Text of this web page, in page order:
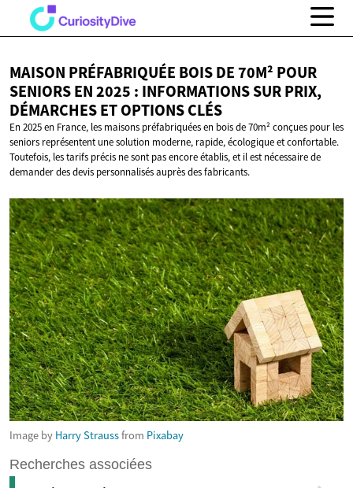
MAISON PRÉFABRIQUÉE BOIS DE 70M² POUR
SENIORS EN 2025 : INFORMATIONS SUR PRIX,
DÉMARCHES ETOPTIONS CLÉS
En 2025 en France, les maisons préfabriquées en bois de 70m² conçues pour les
seniors représentent une solution moderne, rapide, écologique et confortable.
Toutefois, les tarifs précis ne sont pas encore établis, et il est nécessaire de
demander des devis personnalisés auprès des fabricants.
Image by Harry Straussfrom Pixabay